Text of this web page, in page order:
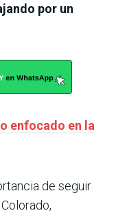
por un
enfocado en la
de seguir